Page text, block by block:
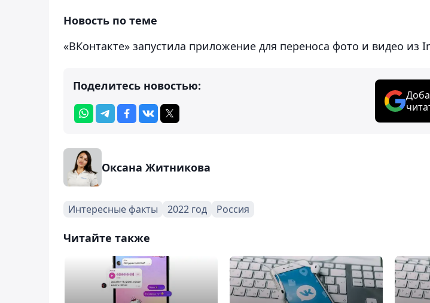
Новость по теме
«ВКонтакте» запустила приложение для переноса фото и видео из
Поделитесь новостью:
Оксана Житникова
Интересные факты 2022 год Россия
Читайте также